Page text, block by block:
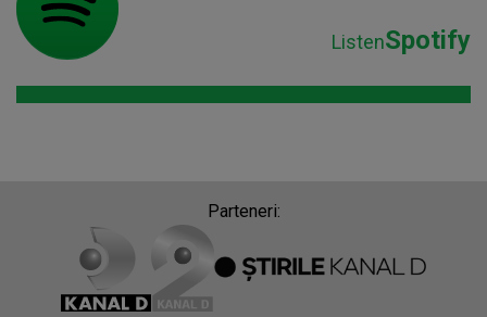
ListenSpotify
Parteneri: